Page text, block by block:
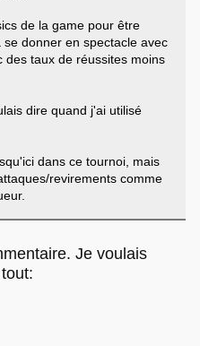
de la game pour être
donner en spectacle avec
des taux de réussites moins
dire quand j'ai utilisé
dans ce tournoi, mais
revirements comme
Je voulais